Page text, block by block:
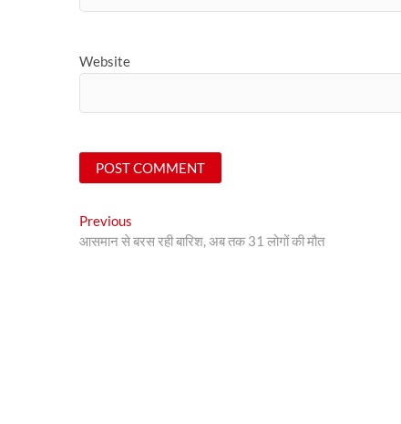
Website
Post
navigation
Previous
post:
आसमान से बरस रही बारिश, अब तक 31 लोगों की मौत